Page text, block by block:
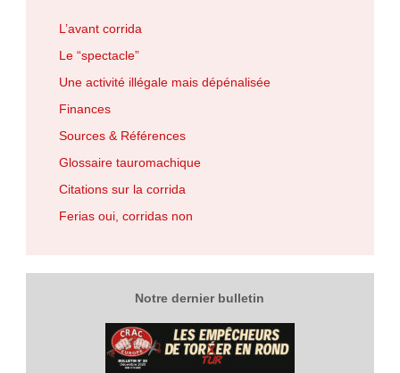
L’avant corrida
Le “spectacle”
Une activité illégale mais dépénalisée
Finances
Sources & Références
Glossaire tauromachique
Citations sur la corrida
Ferias oui, corridas non
Notre dernier bulletin